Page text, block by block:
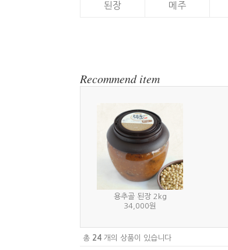
된장 메주
Recommend item
용추골 된장 2kg
34,000원
총 24 개의 상품이 있습니다